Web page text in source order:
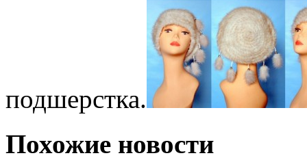
подшерстка.
Похожие новости